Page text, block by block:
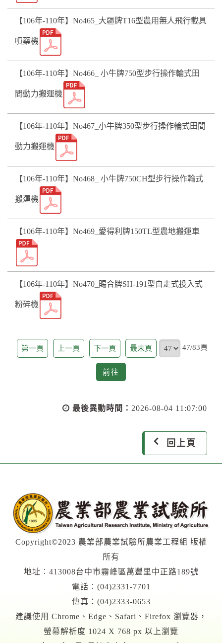
【106年-110年】No465_大疆牌T16型農用無人飛行載具
噴藥機
【106年-110年】No466_ 小牛牌750型步行操作輪式田
間動力搬運機
【106年-110年】No467_小牛牌350型步行操作輪式田間
動力搬運機
【106年-110年】No468_ 小牛牌750CH型步行操作輪式
搬運機
【106年-110年】No469_愛得利牌150TL型農地搬運車
【106年-110年】No470_賜合牌SH-191型自走式投入式
粉碎機
第一頁 上一頁 下一頁 最末頁 頁
47/83頁
前往
往
最後異動時間： 2026-08-04 11:07:00
回上頁
Copyright©2023 農業部農業試驗所農業工程組 版權
所有
地址︰413008台中市霧峰區萬豐里中正路189號
電話︰(04)2331-7701
傳真：(04)2333-0653
建議使用 Chrome、Edge、Safari、Firefox 瀏覽器，
螢幕解析度 1024 X 768 px 以上瀏覽